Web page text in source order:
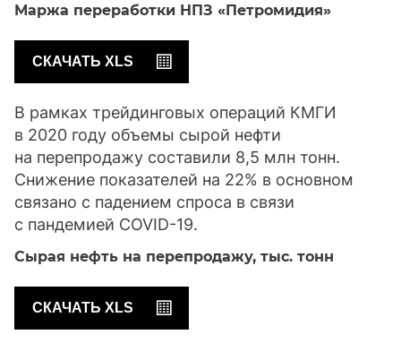
Маржа переработки НПЗ «Петромидия»
СКАЧАТЬ XLS
В рамках трейдинговых операций КМГИ
в 2020 году объемы сырой нефти
на перепродажу составили 8,5 млн тонн.
Снижение показателей на 22% в основном
связано с падением спроса в связи
с пандемией COVID-19.
Сырая нефть на перепродажу, тыс. тонн
СКАЧАТЬ XLS